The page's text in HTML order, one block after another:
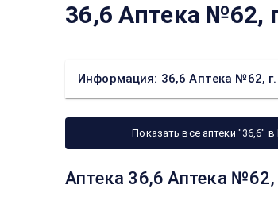
36,6 Аптека №62,
Информация: 36,6 Аптека №62,
Показать все аптеки "36,6"
Аптека 36,6 Аптека